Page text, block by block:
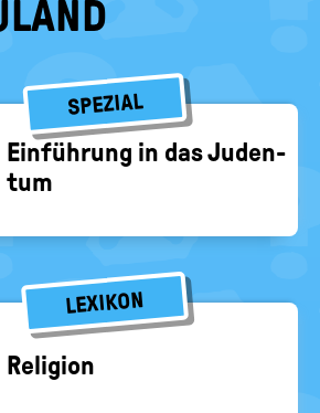
SPEZIAL
Ein­füh­rung in das Ju­den­
tum
LEXIKON
Re­li­gi­on